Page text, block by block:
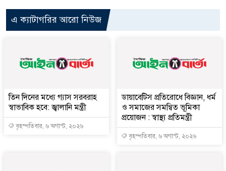
এ ক্যাটাগরির আরো নিউজ
তিন দিনের মধ্যে গ্যাস সরবরাহ
স্বাভাবিক হবে: জ্বালানি মন্ত্রী
বৃহস্পতিবার, ৬ অগাস্ট, ২০২৬
ডায়াবেটিস প্রতিরোধে বিজ্ঞান, ধর্ম
ও সমাজের সমন্বিত ভূমিকা
প্রয়োজন : স্বাস্থ্য প্রতিমন্ত্রী
বৃহস্পতিবার, ৬ অগাস্ট, ২০২৬